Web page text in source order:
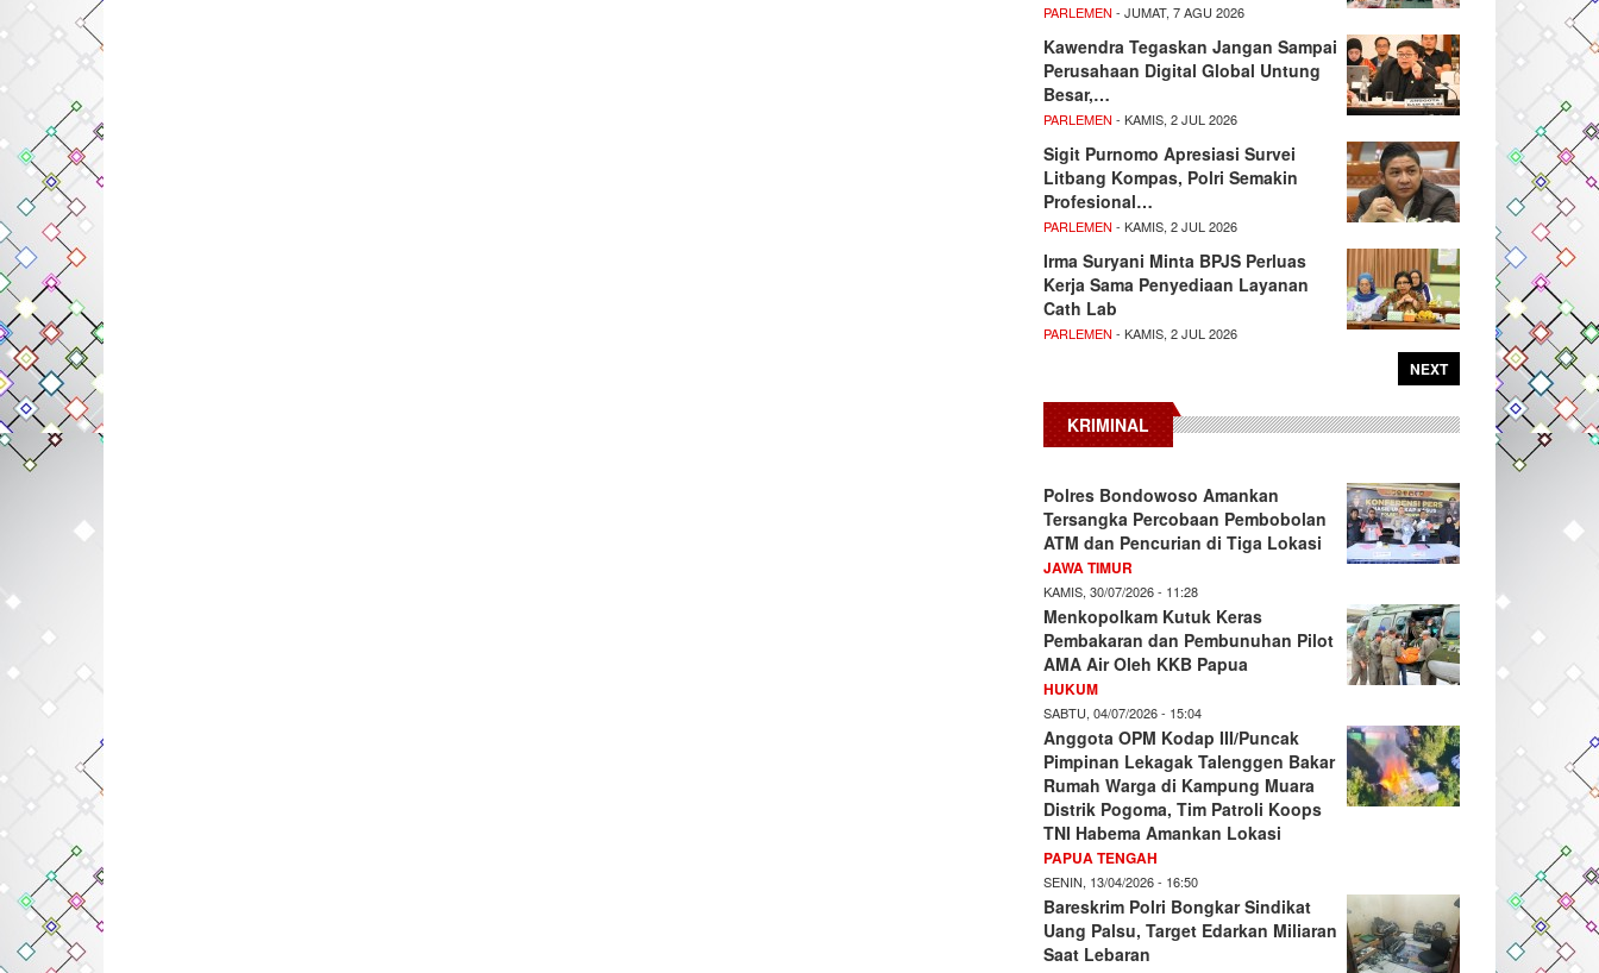
PARLEMEN - JUMAT, 7 AGU 2026
Kawendra Tegaskan Jangan Sampai
Perusahaan Digital Global Untung
Besar,…
PARLEMEN - KAMIS, 2 JUL 2026
Sigit Purnomo Apresiasi Survei
Litbang Kompas, Polri Semakin
Profesional…
PARLEMEN - KAMIS, 2 JUL 2026
Irma Suryani Minta BPJS Perluas
Kerja Sama Penyediaan Layanan
Cath Lab
PARLEMEN - KAMIS, 2 JUL 2026
NEXT
KRIMINAL
Polres Bondowoso Amankan
Tersangka Percobaan Pembobolan
ATM dan Pencurian di Tiga Lokasi
JAWA TIMUR
KAMIS, 30/07/2026 - 11:28
Menkopolkam Kutuk Keras
Pembakaran dan Pembunuhan Pilot
AMA Air Oleh KKB Papua
HUKUM
SABTU, 04/07/2026 - 15:04
Anggota OPM Kodap III/Puncak
Pimpinan Lekagak Talenggen Bakar
Rumah Warga di Kampung Muara
Distrik Pogoma, Tim Patroli Koops
TNI Habema Amankan Lokasi
PAPUA TENGAH
SENIN, 13/04/2026 - 16:50
Bareskrim Polri Bongkar Sindikat
Uang Palsu, Target Edarkan Miliaran
Saat Lebaran